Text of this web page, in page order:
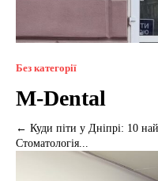
Без категорії
M-Dental
← Куди піти у Дніпрі: 10
Стоматологія...